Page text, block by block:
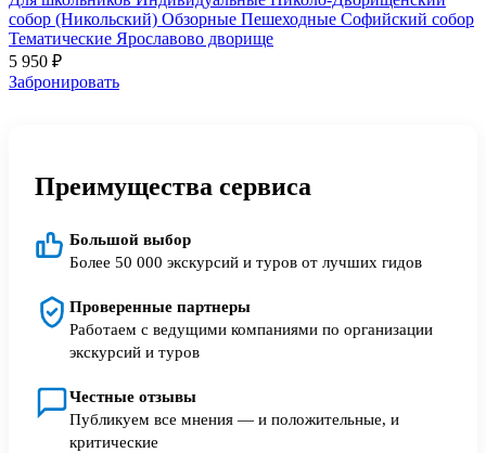
собор (Никольский) Обзорные Пешеходные Софийский собор
Тематические Ярославово дворище
5 950 ₽
Забронировать
Преимущества сервиса
Большой выбор
Более 50 000 экскурсий и туров от лучших гидов
Проверенные партнеры
Работаем с ведущими компаниями по организации
экскурсий и туров
Честные отзывы
Публикуем все мнения — и положительные, и
критические